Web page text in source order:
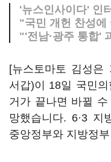
'뉴스인사이다' 인
"국민 개헌 찬성에
"'전남·광주 통합'
[뉴스토마토 김성은
서갑)이 18일 국민
거가 끝나면 바뀔
망했습니다. 6·3 지
중앙정부와 지방정